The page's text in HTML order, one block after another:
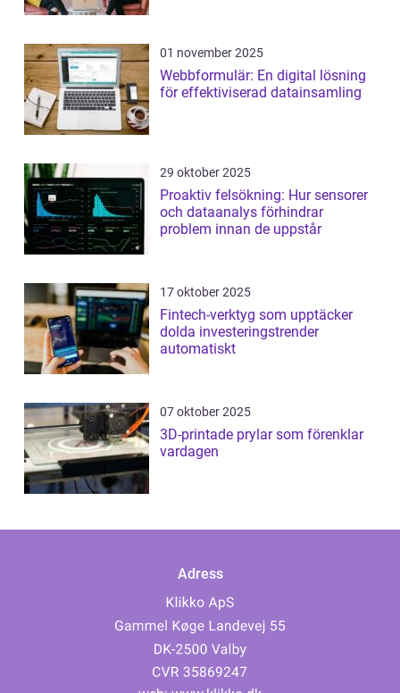
01 november 2025
Webbformulär: En digital lösning
för effektiviserad datainsamling
29 oktober 2025
Proaktiv felsökning: Hur sensorer
och dataanalys förhindrar
problem innan de uppstår
17 oktober 2025
Fintech-verktyg som upptäcker
dolda investeringstrender
automatiskt
07 oktober 2025
3D-printade prylar som förenklar
vardagen
Adress